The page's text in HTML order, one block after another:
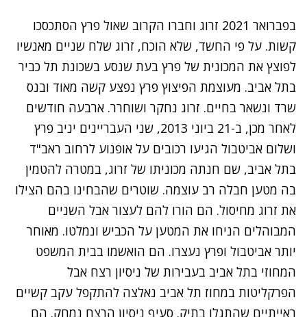
בפברואר 2021 זרוג וחברו הקרוב שאול פרץ הסתכסכו
קשות. על פי החשד, שלא הוכח, זרוג שלח שניים מאנשיו
לפוצץ את המכונית של פרץ בעת שנסע בשכונת תל כביר
בתל אביב. מעוצמת הפיצוץ פרץ נפצע קשה מאוד ובנס
שרד ונשאר בחיים. זרוג נחקר ושוחרר. ארבעה חודשים
לאחר מכן, ב-21 ביוני 2013, שני העבריינים יניב פרץ
ושלום אביטבול הגיעו רכובים על אופנוע לרחוב ראב"ד
בתל אביב, שם חנתה מכוניתו של זרוג, במטרה להטמין
בה מטען חבלה רב עוצמה. שוטרים שהבחינו בהם הצילו
את זרוג מחיסול. הם הורו להם לעצור אבל השניים
המבוהלים הניחו את המטען על הכביש ונמלטו. מאוחר
יותר אביטבול ופרץ נעצרו. הם הואשמו בבית המשפט
המחוזי בתל אביב בעבירות של ניסיון רצח אבל
הפרקליטות במחוז תל אביב נאלצה להתקפל עקב קשיים
ראייתיים שהתגלו בתיק. סעיף ניסיון הרצח נמחק. הם